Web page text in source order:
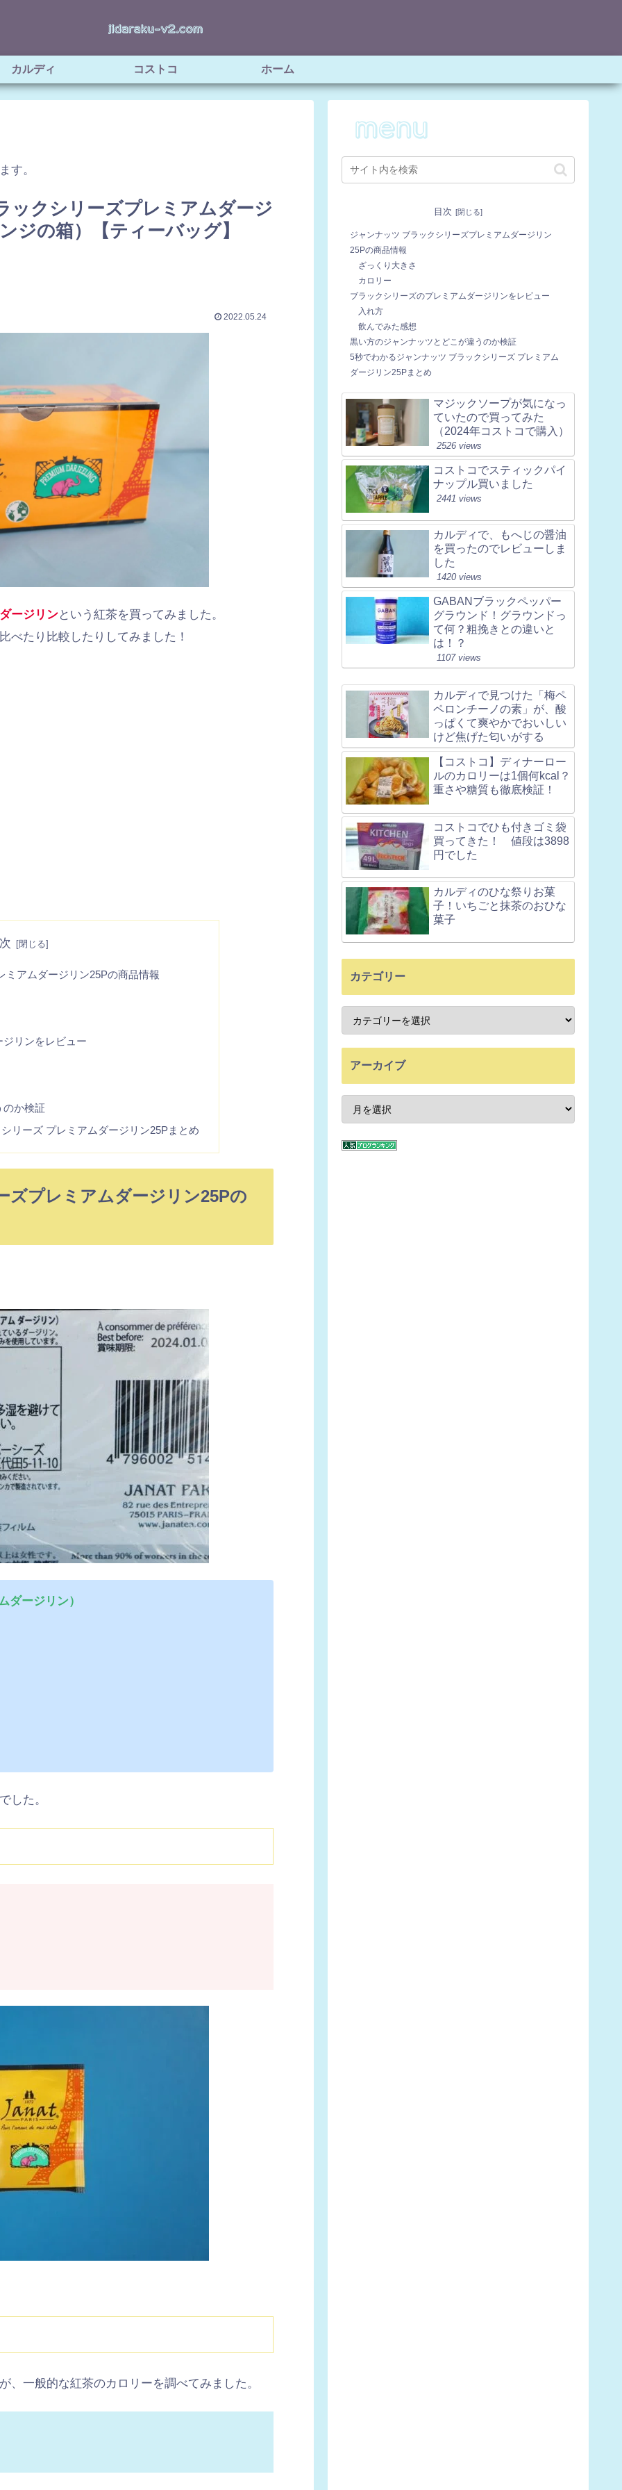
カルディ コストコ ホーム
す。
ックシリーズプレミアムダージ
ジの箱）【ティーバッグ】
2022.05.24
ージリンという紅茶を買ってみました。
たり比較したりしてみました！
ミアムダージリン25Pの商品情報
リンをレビュー
のか検証
リーズ プレミアムダージリン25Pまとめ
ズプレミアムダージリン25Pの
ダージリン）
した。
一般的な紅茶のカロリーを調べてみました。
目次
ジャンナッツ ブラックシリーズプレミアムダージリン
25Pの商品情報
ざっくり大きさ
カロリー
ブラックシリーズのプレミアムダージリンをレビュー
入れ方
飲んでみた感想
黒い方のジャンナッツとどこが違うのか検証
5秒でわかるジャンナッツ ブラックシリーズ プレミアム
ダージリン25Pまとめ
マジックソープが気になっ
ていたので買ってみた
（2024年コストコで購入）
2526 views
コストコでスティックパイ
ナップル買いました
2441 views
カルディで、もへじの醤油
を買ったのでレビューしま
した
1420 views
GABANブラックペッパー
グラウンド！グラウンドっ
て何？粗挽きとの違いと
は！？
1107 views
カルディで見つけた「梅ペ
ペロンチーノの素」が、酸
っぱくて爽やかでおいしい
けど焦げた匂いがする
【コストコ】ディナーロー
ルのカロリーは1個何kcal？
重さや糖質も徹底検証！
コストコでひも付きゴミ袋
買ってきた！ 値段は3898
円でした
カルディのひな祭りお菓
子！いちごと抹茶のおひな
菓子
カテゴリー
アーカイブ